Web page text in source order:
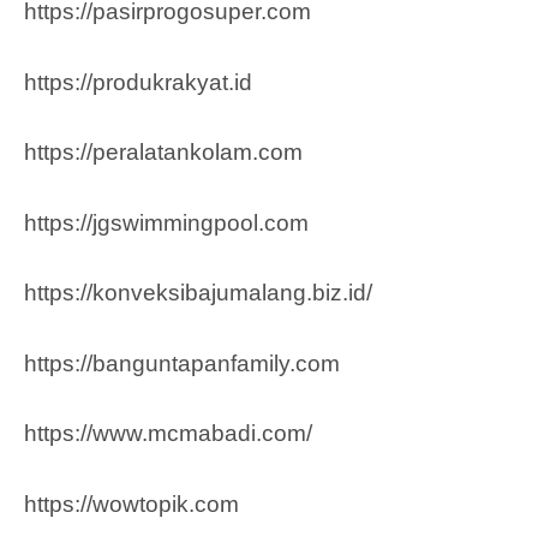
https://pasirprogosuper.com
https://produkrakyat.id
https://peralatankolam.com
https://jgswimmingpool.com
https://konveksibajumalang.biz.id/
https://banguntapanfamily.com
https://www.mcmabadi.com/
https://wowtopik.com